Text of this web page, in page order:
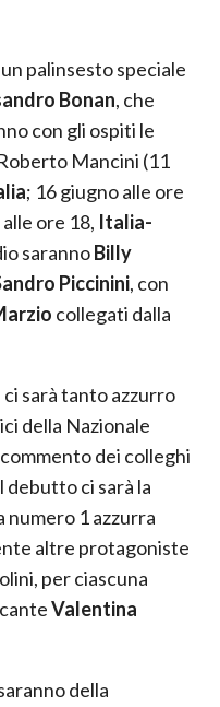
palinsesto speciale
Bonan, che
con gli ospiti le
Mancini (11
; 16 giugno alle ore
ore 18, Italia-
sarannoBilly
Piccinini, con
collegati dalla
sarà tanto azzurro
della Nazionale
dei colleghi
debutto ci sarà la
numero 1 azzurra
altre protagoniste
per ciascuna
Valentina
della